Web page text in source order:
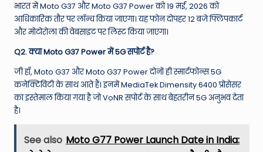
भारत में Moto G37 और Moto G37 Power को 19 मई, 2026 को
आधिकारिक तौर पर लॉन्च किया जाएगा।यह फोन दोपहर 12 बजे फ्लिपकार्ट
और मोटोरोला की वेबसाइट पर लिस्ट किया जाएगा।
Q2. क्या Moto G37 Power में 5G सपोर्ट है?
जी हाँ, Moto G37 और Moto G37 Power दोनों ही स्मार्टफोन्स 5G
कनेक्टिविटी के साथ आते हैं।इनमें MediaTek Dimensity 6400 प्रोसेसर
का इस्तेमाल किया गया है जो VoNR सपोर्ट के साथ बेहतरीन 5G अनुभव देता
है।
See also Moto G77 Power Launch Date in India: